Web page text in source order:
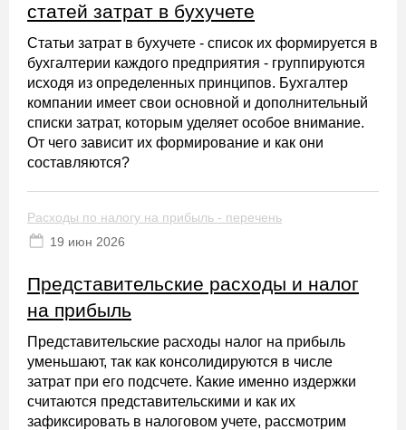
статей затрат в бухучете
Статьи затрат в бухучете - список их формируется в
бухгалтерии каждого предприятия - группируются
исходя из определенных принципов. Бухгалтер
компании имеет свои основной и дополнительный
списки затрат, которым уделяет особое внимание.
От чего зависит их формирование и как они
составляются?
Расходы по налогу на прибыль - перечень
19 июн 2026
Представительские расходы и налог
на прибыль
Представительские расходы налог на прибыль
уменьшают, так как консолидируются в числе
затрат при его подсчете. Какие именно издержки
считаются представительскими и как их
зафиксировать в налоговом учете, рассмотрим